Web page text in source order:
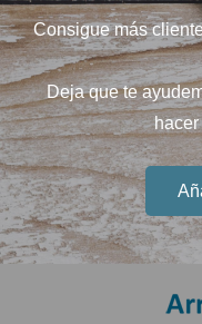
Consigue más
Deja que te
hacer